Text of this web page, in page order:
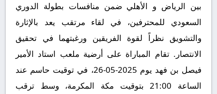
بين الرياض و الأهلي ضمن منافسات بطولة الدوري
السعودي للمحترفين، في لقاء مرتقب يعد بالإثارة
والتشويق نظراً لقوة الفريقين ورغبتهما في تحقيق
الانتصار. تقام المباراة على أرضية ملعب استاد الأمير
فيصل بن فهد يوم 2025-05-26، في توقيت حاسم عند
الساعة 21:00 بتوقيت مكة المكرمة، وسط ترقب